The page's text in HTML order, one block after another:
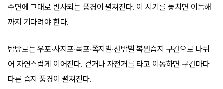
수면에 그대로 반사되는 풍경이 펼쳐진다. 이 시기를 놓치면 이듬해
까지 기다려야 한다.
탐방로는 우포·사지포·목포·쪽지벌·산밖벌 복원습지 구간으로 나뉘
어 자연스럽게 이어진다. 걷거나 자전거를 타고 이동하면 구간마다
다른 습지 풍경이 펼쳐진다.